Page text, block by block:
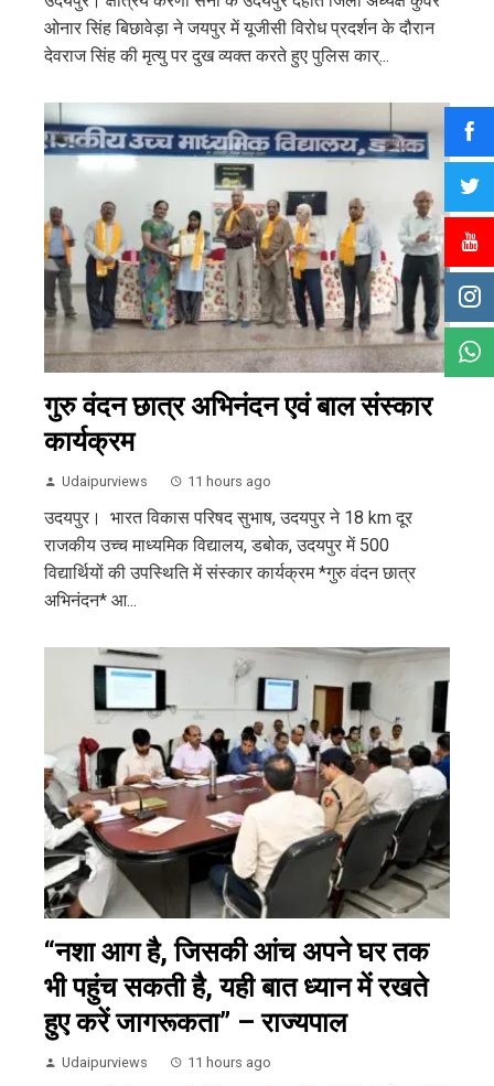
ओनार सिंह बिछावेड़ा ने जयपुर में यूजीसी विरोध प्रदर्शन के दौरान
देवराज सिंह की मृत्यु पर दुख व्यक्त करते हुए पुलिस कार्...
गुरु वंदन छात्र अभिनंदन एवं बाल संस्कार
कार्यक्रम
Udaipurviews 11 hours ago
उदयपुर। भारत विकास परिषद सुभाष, उदयपुर ने 18 km दूर
राजकीय उच्च माध्यमिक विद्यालय, डबोक, उदयपुर में 500
विद्यार्थियों की उपस्थिति में संस्कार कार्यक्रम *गुरु वंदन छात्र
अभिनंदन* आ...
“नशा आग है, जिसकी आंच अपने घर तक
भी पहुंच सकती है, यही बात ध्यान में रखते
हुए करें जागरूकता” – राज्यपाल
Udaipurviews 11 hours ago